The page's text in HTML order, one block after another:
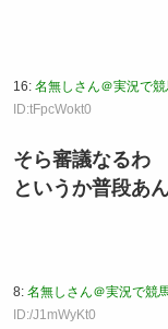
16: 名無しさん＠実況で競
ID:tFpcWokt0
そら審議なるわ
というか普段あ
8: 名無しさん＠実況で競
ID:/J1mWyKt0